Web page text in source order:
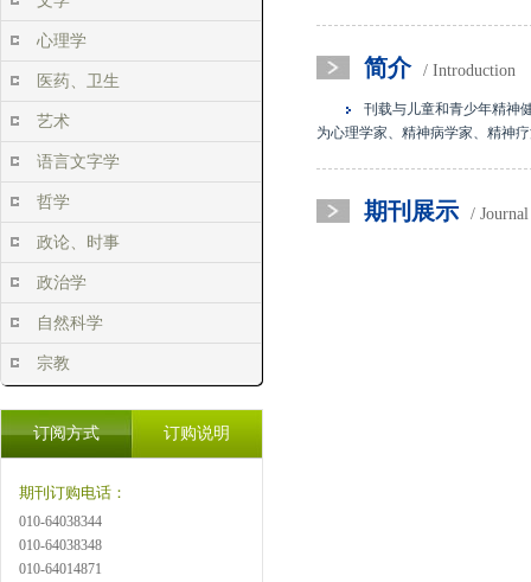
心理学
医药、卫生
艺术
语言文字学
哲学
政论、时事
政治学
自然科学
宗教
订阅方式 订购说明
期刊订购电话：
010-64038344
010-64038348
010-64014871
简介 / Introduction
刊载与儿童和青少年精神
为心理学家、精神病学家、精神
期刊展示 /